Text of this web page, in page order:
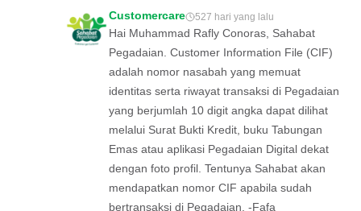
Customercare 527 hari yang lalu
Hai Muhammad Rafly Conoras, Sahabat
Pegadaian. Customer Information File (CIF)
adalah nomor nasabah yang memuat
identitas serta riwayat transaksi di Pegadaian
yang berjumlah 10 digit angka dapat dilihat
melalui Surat Bukti Kredit, buku Tabungan
Emas atau aplikasi Pegadaian Digital dekat
dengan foto profil. Tentunya Sahabat akan
mendapatkan nomor CIF apabila sudah
bertransaksi di Pegadaian. -Fafa